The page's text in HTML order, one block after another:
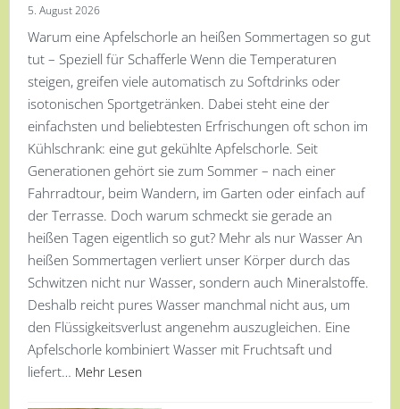
5. August 2026
Warum eine Apfelschorle an heißen Sommertagen so gut
tut – Speziell für Schafferle Wenn die Temperaturen
steigen, greifen viele automatisch zu Softdrinks oder
isotonischen Sportgetränken. Dabei steht eine der
einfachsten und beliebtesten Erfrischungen oft schon im
Kühlschrank: eine gut gekühlte Apfelschorle. Seit
Generationen gehört sie zum Sommer – nach einer
Fahrradtour, beim Wandern, im Garten oder einfach auf
der Terrasse. Doch warum schmeckt sie gerade an
heißen Tagen eigentlich so gut? Mehr als nur Wasser An
heißen Sommertagen verliert unser Körper durch das
Schwitzen nicht nur Wasser, sondern auch Mineralstoffe.
Deshalb reicht pures Wasser manchmal nicht aus, um
den Flüssigkeitsverlust angenehm auszugleichen. Eine
Apfelschorle kombiniert Wasser mit Fruchtsaft und
liefert… Mehr Lesen